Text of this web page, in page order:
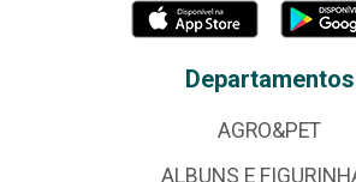
Departamentos
AGRO&PET
ALBUNS E